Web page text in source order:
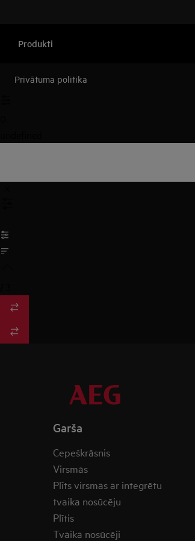
Produkti
Privātuma politika
Garša
Cepeškrāsnis
Virsmas
Plīts virsmas ar integrētu
tvaika nosūcēju
Plītis
Tvaika nosūcēji